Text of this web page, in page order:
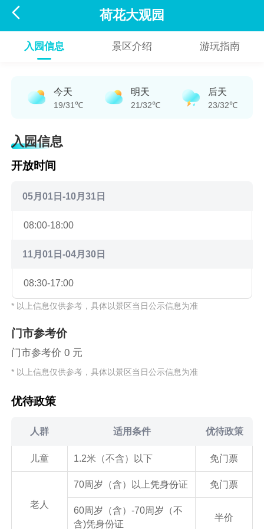
 荷花大观园
入园信息 景区介绍 游玩指南
今天
19/31℃
明天
21/32℃
后天
23/32℃
入园信息
开放时间
05月01日-10月31日
08:00-18:00
11月01日-04月30日
08:30-17:00
* 以上信息仅供参考，具体以景区当日公示信息为准
门市参考价
门市参考价 0 元
* 以上信息仅供参考，具体以景区当日公示信息为准
优待政策
人群 适用条件 优待政策
儿童 1.2米（不含）以下 免门票
老人
70周岁（含）以上凭身份证 免门票
60周岁（含）-70周岁（不
含)凭身份证
半价